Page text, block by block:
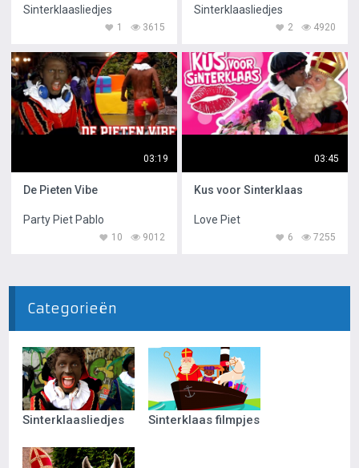
Sinterklaasliedjes
3615
1
Sinterklaasliedjes
4920
2
03:19
De Pieten Vibe
Party Piet Pablo
9012
10
03:45
Kus voor Sinterklaas
Love Piet
7255
6
Categorieën
Sinterklaasliedjes Sinterklaas filmpjes